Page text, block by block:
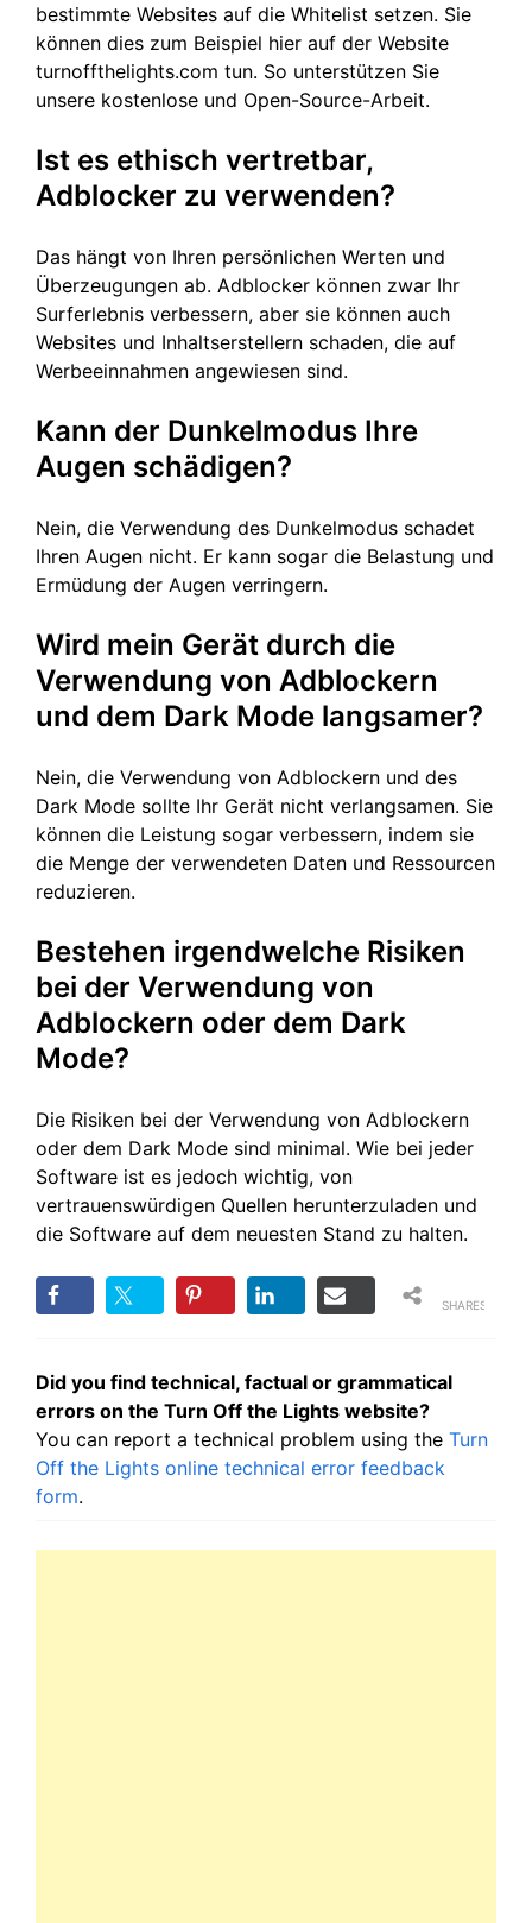
bestimmte Websites auf die Whitelist setzen. Sie
können dies zum Beispiel hier auf der Website
turnoffthelights.com tun. So unterstützen Sie
unsere kostenlose und Open-Source-Arbeit.
Ist es ethisch vertretbar,
Adblocker zu verwenden?
Das hängt von Ihren persönlichen Werten und
Überzeugungen ab. Adblocker können zwar Ihr
Surferlebnis verbessern, aber sie können auch
Websites und Inhaltserstellern schaden, die auf
Werbeeinnahmen angewiesen sind.
Kann der Dunkelmodus Ihre
Augen schädigen?
Nein, die Verwendung des Dunkelmodus schadet
Ihren Augen nicht. Er kann sogar die Belastung und
Ermüdung der Augen verringern.
Wird mein Gerät durch die
Verwendung von Adblockern
und dem Dark Mode langsamer?
Nein, die Verwendung von Adblockern und des
Dark Mode sollte Ihr Gerät nicht verlangsamen. Sie
können die Leistung sogar verbessern, indem sie
die Menge der verwendeten Daten und Ressourcen
reduzieren.
Bestehen irgendwelche Risiken
bei der Verwendung von
Adblockern oder dem Dark
Mode?
Die Risiken bei der Verwendung von Adblockern
oder dem Dark Mode sind minimal. Wie bei jeder
Software ist es jedoch wichtig, von
vertrauenswürdigen Quellen herunterzuladen und
die Software auf dem neuesten Stand zu halten.
SHARES
Did you find technical, factual or grammatical
errors on the Turn Off the Lights website?
You can report a technical problem using the Turn
Off the Lights online technical error feedback
form.